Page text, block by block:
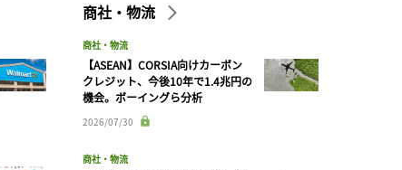
商社・物流
商社・物流
【ASEAN】CORSIA向けカーボン
クレジット、今後10年で1.4兆円の
機会。ボーイングら分析
2026/07/30
商社・物流